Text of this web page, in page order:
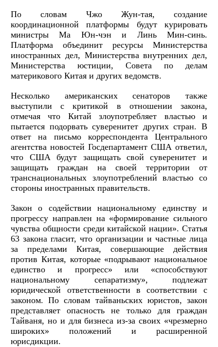
По словам Чжо Жун-тая, создание
координационной платформы будут курировать
министры Ма Юн-чэн и Линь Мин-синь.
Платформа объединит ресурсы Министерства
иностранных дел, Министерства внутренних дел,
Министерства юстиции, Совета по делам
материкового Китая и других ведомств.
Несколько американских сенаторов также
выступили с критикой в отношении закона,
отмечая что Китай злоупотребляет властью и
пытается подорвать суверенитет других стран. В
ответ на письмо корреспондента Центрального
агентства новостей Госдепартамент США ответил,
что США будут защищать свой суверенитет и
защищать граждан на своей территории от
транснациональных злоупотреблений властью со
стороны иностранных правительств.
Закон о содействии национальному единству и
прогрессу направлен на «формирование сильного
чувства общности среди китайской нации». Статья
63 закона гласит, что организации и частные лица
за пределами Китая, совершающие действия
против Китая, которые «подрывают национальное
единство и прогресс» или «способствуют
национальному сепаратизму», подлежат
юридической ответственности в соответствии с
законом. По словам тайваньских юристов, закон
представляет опасность не только для граждан
Тайваня, но и для бизнеса из-за своих «чрезмерно
широких» положений и расширенной
юрисдикции.